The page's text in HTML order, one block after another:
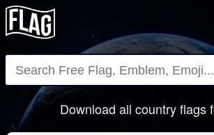
Close
Download all country flags